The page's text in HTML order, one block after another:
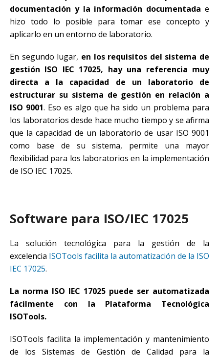
documentación y la información documentada e
hizo todo lo posible para tomar ese concepto y
aplicarlo en un entorno de laboratorio.
En segundo lugar, en los requisitos del sistema de
gestión ISO IEC 17025, hay una referencia muy
directa a la capacidad de un laboratorio de
estructurar su sistema de gestión en relación a
ISO 9001. Eso es algo que ha sido un problema para
los laboratorios desde hace mucho tiempo y se afirma
que la capacidad de un laboratorio de usar ISO 9001
como base de su sistema, permite una mayor
flexibilidad para los laboratorios en la implementación
de ISO IEC 17025.
Software para ISO/IEC 17025
La solución tecnológica para la gestión de la
excelencia ISOTools facilita la automatización de la ISO
IEC 17025.
La norma ISO IEC 17025 puede ser automatizada
fácilmente con la Plataforma Tecnológica
ISOTools.
ISOTools facilita la implementación y mantenimiento
de los Sistemas de Gestión de Calidad para la